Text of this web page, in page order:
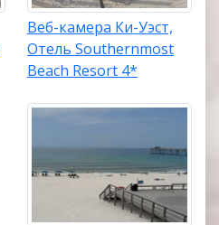
Веб-камера Ки-Уэст,
Отель Southernmost
Beach Resort 4*